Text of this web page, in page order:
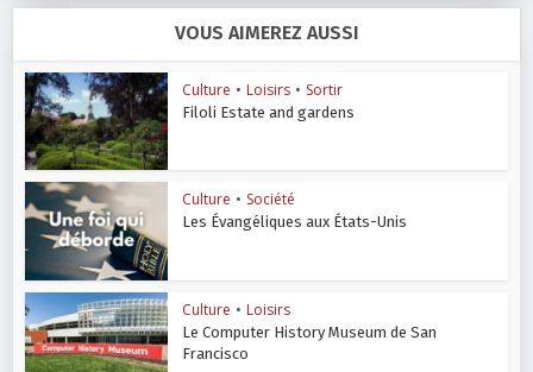
VOUS AIMEREZ AUSSI
Culture • Loisirs • Sortir
Filoli Estate and gardens
Culture • Société
Les Évangéliques aux États-Unis
Culture • Loisirs
Le Computer History Museum de San
Francisco